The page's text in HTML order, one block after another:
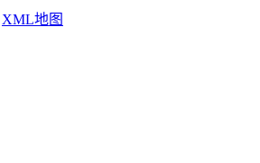
XML地图